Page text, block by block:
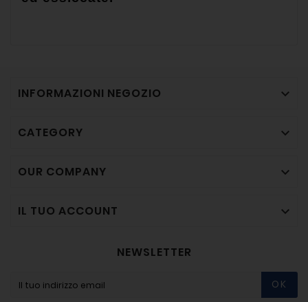
INFORMAZIONI NEGOZIO 
CATEGORY 
OUR COMPANY 
IL TUO ACCOUNT 
NEWSLETTER
OK